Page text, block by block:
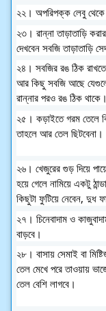
২২। অপরিপক্ক লেবু থেকে
২৩। রান্না তাড়াতাড়ি
দেখবেন সবজি তাড়াতাড়ি
২৪। সবজির রঙ ঠিক
আর কিছু সবজি আছে যেগুলো
রান্নার পরও রঙ ঠিক থাকে।
২৫। কড়াইতে গরম তেলে
তাহলে আর তেল ছিটবেনা।
২৬। খেজুরের গুড় দিয়ে
হয়ে গেলে নামিয়ে একটু
কিছুটা ফুটিয়ে নেবেন, দুধ
২৭। চিনেবাদাম ও
বাড়বে।
২৮। বাসায় সেমাই বা
তেল মেখে পরে তাওয়ায়
তেল বেশি লাগবে।